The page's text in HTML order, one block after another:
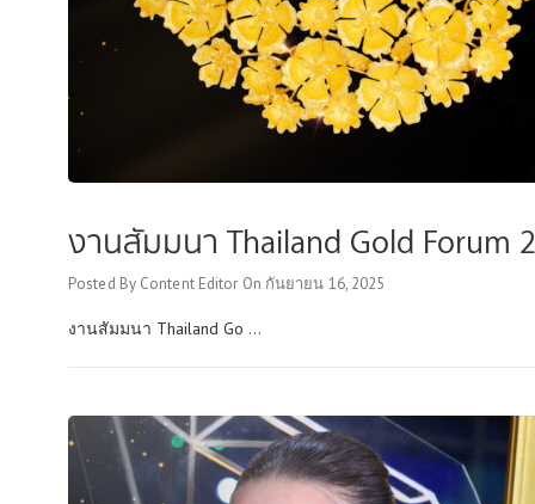
งานสัมมนา Thailand Gold Forum
Posted By Content Editor On กันยายน 16, 2025
งานสัมมนา Thailand Go ...